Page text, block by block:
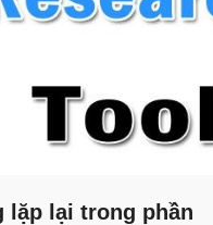
lặp lại trong phần